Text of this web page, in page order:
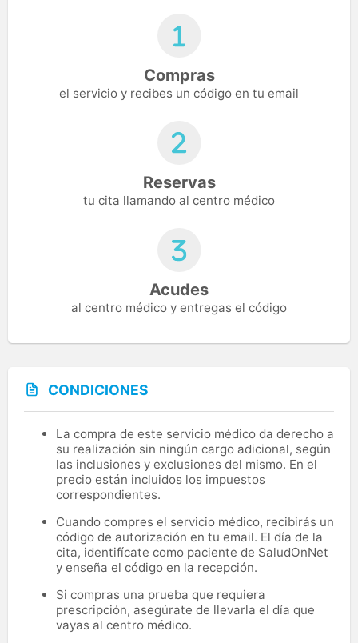
Compras
el servicio y recibes un código en tu email
Reservas
tu cita llamando al centro médico
Acudes
al centro médico y entregas el código
CONDICIONES
La compra de este servicio médico da derecho a
su realización sin ningún cargo adicional, según
las inclusiones y exclusiones del mismo. En el
precio están incluidos los impuestos
correspondientes.
Cuando compres el servicio médico, recibirás un
código de autorización en tu email. El día de la
cita, identifícate como paciente de SaludOnNet
y enseña el código en la recepción.
Si compras una prueba que requiera
prescripción, asegúrate de llevarla el día que
vayas al centro médico.